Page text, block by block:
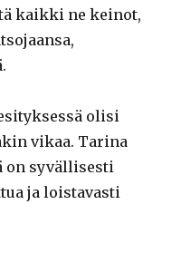
kaikki ne keinot,
olisi
vikaa. Tarina
on syvällisesti
ja loistavasti